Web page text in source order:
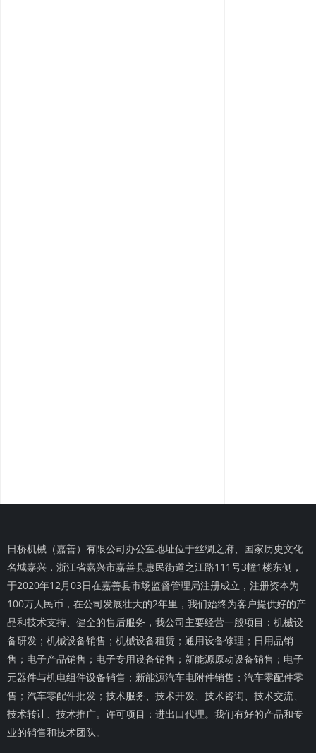
日桥机械（嘉善）有限公司办公室地址位于丝绸之府、国家历史文化
名城嘉兴，浙江省嘉兴市嘉善县惠民街道之江路111号3幢1楼东侧，
于2020年12月03日在嘉善县市场监督管理局注册成立，注册资本为
100万人民币，在公司发展壮大的2年里，我们始终为客户提供好的产
品和技术支持、健全的售后服务，我公司主要经营一般项目：机械设
备研发；机械设备销售；机械设备租赁；通用设备修理；日用品销
售；电子产品销售；电子专用设备销售；新能源原动设备销售；电子
元器件与机电组件设备销售；新能源汽车电附件销售；汽车零配件零
售；汽车零配件批发；技术服务、技术开发、技术咨询、技术交流、
技术转让、技术推广。许可项目：进出口代理。我们有好的产品和专
业的销售和技术团队。